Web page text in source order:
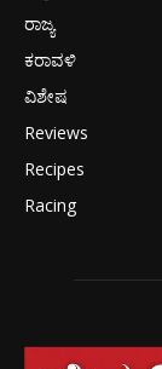
ರಾಜ್ಯ
ಕರಾವಳಿ
ವಿಶೇಷ
Reviews
Recipes
Racing